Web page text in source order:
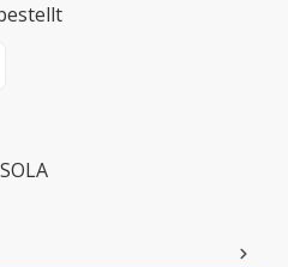
Wert ein oder benutze